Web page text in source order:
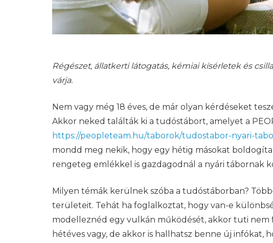
Régészet, állatkerti látogatás, kémiai kísérletek és
várja.
Nem vagy még 18 éves, de már olyan kérdéseket
Akkor neked találták ki a tudóstábort, amelyet a
https://peopleteam.hu/taborok/tudostabor-nyari-
mondd meg nekik, hogy egy hétig másokat
rengeteg emlékkel is gazdagodnál a nyári tábornak
Milyen témák kerülnek szóba a tudóstáborban?
területeit. Tehát ha foglalkoztat, hogy van-e
modelleznéd egy vulkán működését, akkor tuti nem
hétéves vagy, de akkor is hallhatsz benne új infókat,